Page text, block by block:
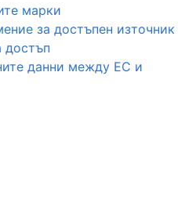
марки
за достъпен източник
достъп
данни между ЕС и